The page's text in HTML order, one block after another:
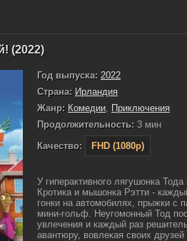
(2022)
Год выпуска: 2022
Страна: Ирландия
Жанр: Комедии Приключения
Продолжительность: 3 мин
Качество:
FHD (1080p)
У гиперактивного лягушонка
Кротика и мышонка Рэтти -
гонки на автомобилях, прыжки с
мини-гольф. Неугомонный Тод
увлечения и каждый раз
авантюру, вовлекая своих друзей